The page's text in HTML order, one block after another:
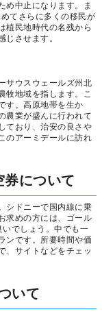
め中止になります。ま
てさらに多くの移民が
植民地時代の名残から
させます。
サウスウェールズ州北
牧地域を指します。こ
す。高原地帯を生か
農業が盛んに行われて
ており、治安の良さや
のアーミデールに訪れ
券について
シドニーで国内線に乗
求めの方には、ゴール
いでしょう。中でも一
ンです。所要時間や価
、サイトなどをチェッ
いて